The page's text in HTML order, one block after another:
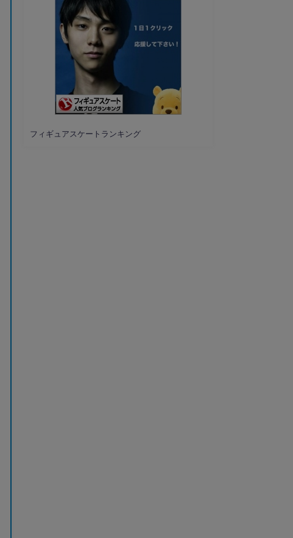
フィギュアスケートランキング